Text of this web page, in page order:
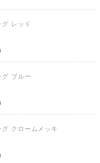
レッド
グ ブルー
クロームメッキ